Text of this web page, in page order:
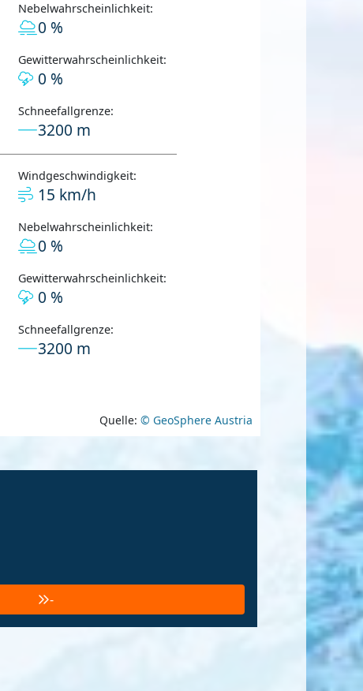
Nebelwahrscheinlichkeit:
0 %
Gewitterwahrscheinlichkeit:
0 %
Schneefallgrenze:
3200 m
Windgeschwindigkeit:
15 km/h
Nebelwahrscheinlichkeit:
0 %
Gewitterwahrscheinlichkeit:
0 %
Schneefallgrenze:
3200 m
Quelle: © GeoSphere Austria
-